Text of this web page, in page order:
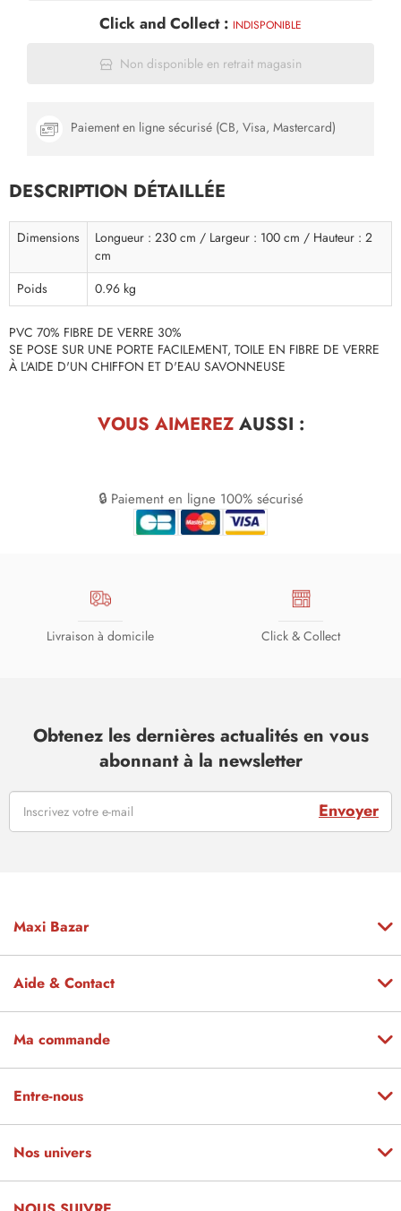
Click and Collect : INDISPONIBLE
Non disponible en retrait magasin
Paiement en ligne sécurisé (CB, Visa, Mastercard)
DESCRIPTION DÉTAILLÉE
Dimensions
Longueur : 230 cm / Largeur : 100 cm / Hauteur : 2
cm
Poids
0.96 kg
PVC 70% FIBRE DE VERRE 30%
SE POSE SUR UNE PORTE FACILEMENT, TOILE EN FIBRE DE VERRE
À L'AIDE D'UN CHIFFON ET D'EAU SAVONNEUSE
VOUS AIMEREZAUSSI :
🔒 Paiement en ligne 100% sécurisé
Livraison à domicile Click & Collect
Obtenez les dernières actualités en vous
abonnant à la newsletter
Envoyer
Maxi Bazar
Aide & Contact
Ma commande
Entre-nous
Nos univers